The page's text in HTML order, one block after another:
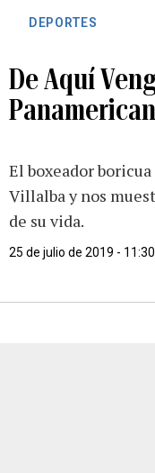
DEPORTES
De Aquí
El boxeador
Villalba y nos
de su vida.
25 de julio de 2019 -